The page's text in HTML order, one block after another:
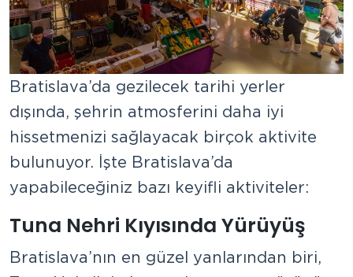
Bratislava’da gezilecek tarihi yerler
dışında, şehrin atmosferini daha iyi
hissetmenizi sağlayacak birçok aktivite
bulunuyor. İşte Bratislava’da
yapabileceğiniz bazı keyifli aktiviteler:
Tuna Nehri Kıyısında Yürüyüş
Bratislava’nın en güzel yanlarından biri,